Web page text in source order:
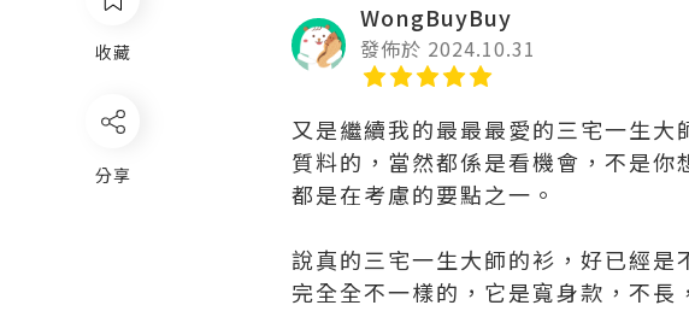
收藏
分享
WongBuyBuy
發佈於 2024.10.31
又是繼續我的最最最愛的三宅一生大
質料的，當然都係是看機會，不是你
都是在考慮的要點之一。
說真的三宅一生大師的衫，好已經
完全全不一樣的，它是寬身款，不